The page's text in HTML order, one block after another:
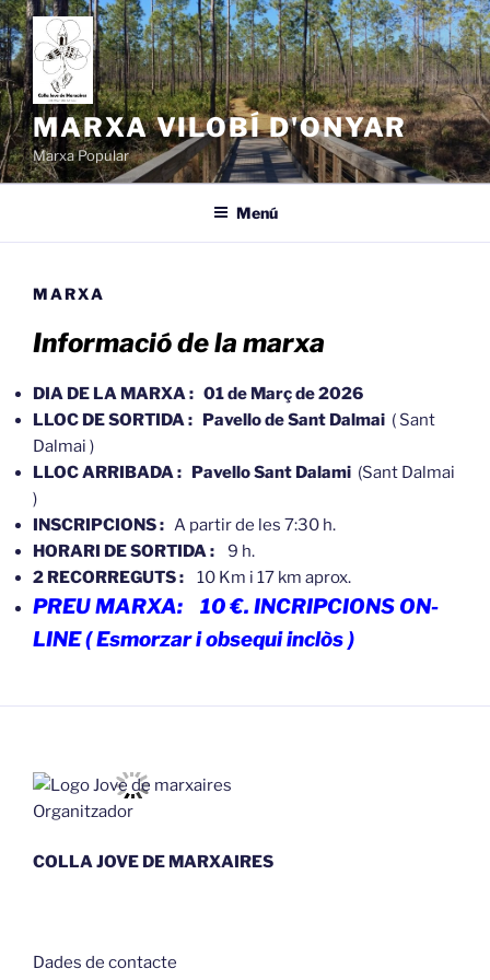
Vés
al
contingut
MARXA VILOBÍ D'ONYAR
Marxa Popular
Menú
MARXA
Informació de la marxa
DIA DE LA MARXA : 01 de Març de 2026
LLOC DE SORTIDA : Pavello de Sant Dalmai ( Sant
Dalmai )
LLOC ARRIBADA : Pavello Sant Dalami (Sant Dalmai
)
INSCRIPCIONS : A partir de les 7:30 h.
HORARI DE SORTIDA : 9 h.
2 RECORREGUTS : 10 Km i 17 km aprox.
PREU MARXA: 10 €. INCRIPCIONS ON-
LINE ( Esmorzar i obsequi inclòs )
Organitzador
COLLA JOVE DE MARXAIRES
Dades de contacte